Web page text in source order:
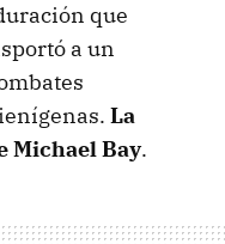
que
a un
La
Michael Bay.